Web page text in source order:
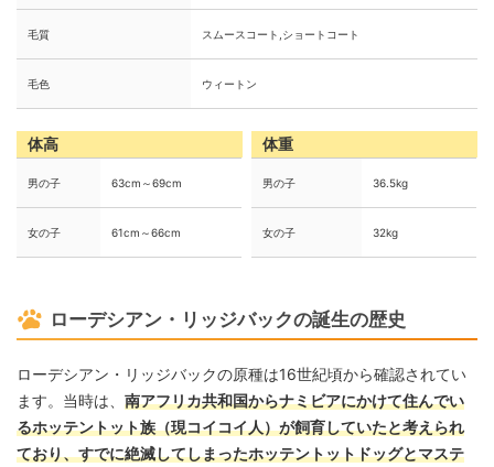
毛質 スムースコート,ショートコート
毛色 ウィートン
体高
男の子 63cm～69cm
女の子 61cm～66cm
体重
男の子 36.5kg
女の子 32kg
ローデシアン・リッジバックの誕生の歴史
ローデシアン・リッジバックの原種は16世紀頃から確認されてい
ます。当時は、 南アフリカ共和国からナミビアにかけて住んでい
るホッテントット族（現コイコイ人）が飼育していたと考えられ
ており、すでに絶滅してしまったホッテントットドッグとマステ